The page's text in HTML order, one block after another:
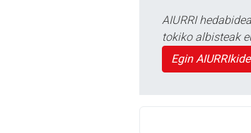
AIURRI
tokiko albisteak
Egin